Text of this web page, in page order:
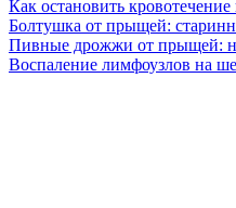
Как остановить
Болтушка от прыщей:
Пивные дрожжи от прыщей:
Воспаление лимфоузлов на